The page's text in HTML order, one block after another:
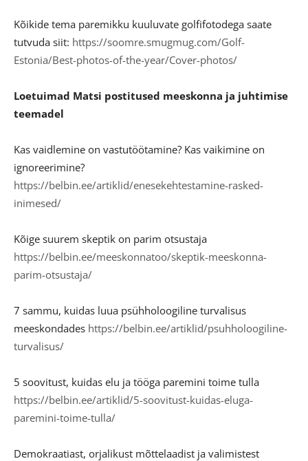
Kõikide tema paremikku kuuluvate golfifotodega saate
tutvuda siit: https://soomre.smugmug.com/Golf-
Estonia/Best-photos-of-the-year/Cover-photos/
Loetuimad Matsi postitused meeskonna ja juhtimise
teemadel
Kas vaidlemine on vastutöötamine? Kas vaikimine on
ignoreerimine?
https://belbin.ee/artiklid/enesekehtestamine-rasked-
inimesed/
Kõige suurem skeptik on parim otsustaja
https://belbin.ee/meeskonnatoo/skeptik-meeskonna-
parim-otsustaja/
7 sammu, kuidas luua psühholoogiline turvalisus
meeskondades https://belbin.ee/artiklid/psuhholoogiline-
turvalisus/
5 soovitust, kuidas elu ja tööga paremini toime tulla
https://belbin.ee/artiklid/5-soovitust-kuidas-eluga-
paremini-toime-tulla/
Demokraatiast, orjalikust mõttelaadist ja valimistest